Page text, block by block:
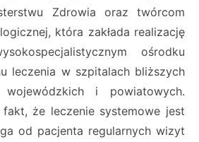
Zdrowia oraz twórcom
która zakłada realizację
ośrodku
leczenia w szpitalach bliższych
i powiatowych.
że leczenie systemowe jest
od pacjenta regularnych wizyt